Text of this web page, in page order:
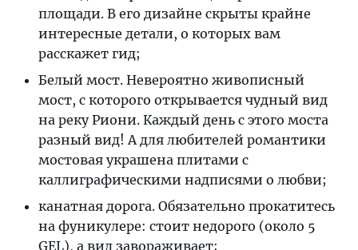
площади. В его дизайне скрыты крайне
интересные детали, о которых вам
расскажет гид;
Белый мост. Невероятно живописный
мост, с которого открывается чудный вид
на реку Риони. Каждый день с этого моста
разный вид! А для любителей романтики
мостовая украшена плитами с
каллиграфическими надписями о любви;
канатная дорога. Обязательно прокатитесь
на фуникулере: стоит недорого (около 5
GEL), а вид завораживает;